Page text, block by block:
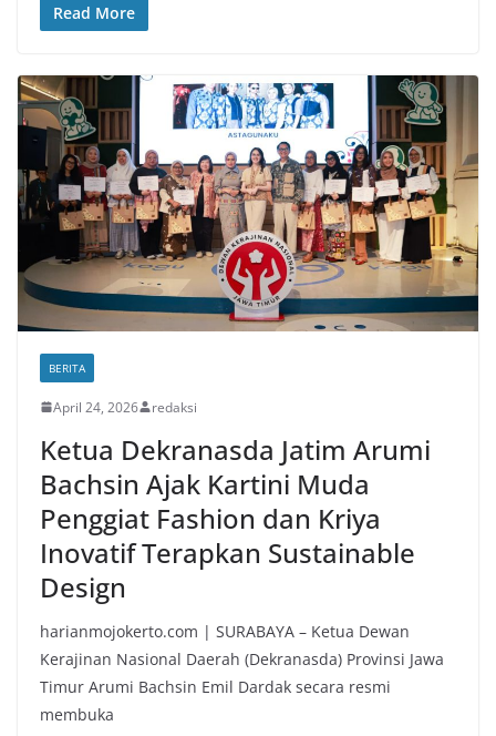
Read More
BERITA
April 24, 2026 redaksi
Ketua Dekranasda Jatim Arumi
Bachsin Ajak Kartini Muda
Penggiat Fashion dan Kriya
Inovatif Terapkan Sustainable
Design
harianmojokerto.com | SURABAYA – Ketua Dewan
Kerajinan Nasional Daerah (Dekranasda) Provinsi Jawa
Timur Arumi Bachsin Emil Dardak secara resmi
membuka